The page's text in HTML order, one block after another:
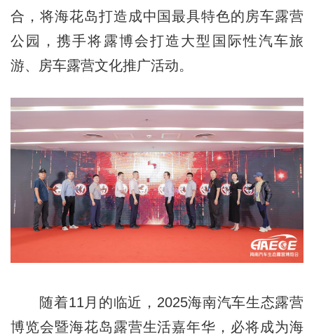
合，将海花岛打造成中国最具特色的房车露营
公园，携手将露博会打造大型国际性汽车旅
游、房车露营文化推广活动。
随着11月的临近，2025海南汽车生态露营
博览会暨海花岛露营生活嘉年华，必将成为海